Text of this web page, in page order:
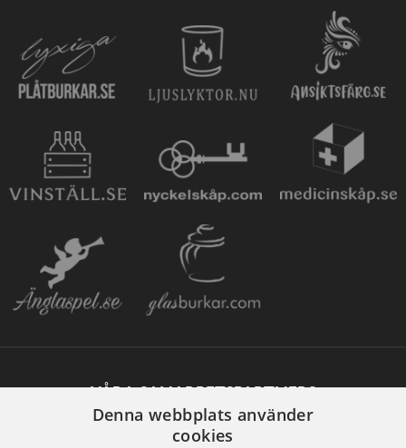
VÅRA SAMARBETSPARTNERS
Denna webbplats använder
cookies